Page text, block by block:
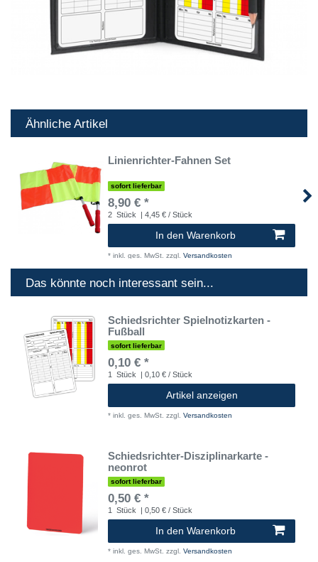
Ähnliche Artikel
Linienrichter-Fahnen Set
sofort lieferbar
8,90 € *
2 Stück | 4,45 € / Stück
In den Warenkorb
* inkl. ges. MwSt. zzgl. Versandkosten
Das könnte noch interessant sein...
Schiedsrichter Spielnotizkarten -
Fußball
sofort lieferbar
0,10 € *
1 Stück | 0,10 € / Stück
Artikel anzeigen
* inkl. ges. MwSt. zzgl. Versandkosten
Schiedsrichter-Disziplinarkarte -
neonrot
sofort lieferbar
0,50 € *
1 Stück | 0,50 € / Stück
In den Warenkorb
* inkl. ges. MwSt. zzgl. Versandkosten